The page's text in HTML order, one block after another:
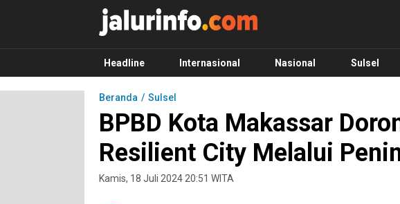
Info Terbaru, Berita Terkini Hari Ini, Jalurinfo.com
Terkini, Akurat dan Terpercaya
Headline Internasional Nasional Sulsel
Beranda Sulsel
BPBD Kota Makassar
Resilient City Melalui
Kamis, 18 Juli 2024 20:51 WITA